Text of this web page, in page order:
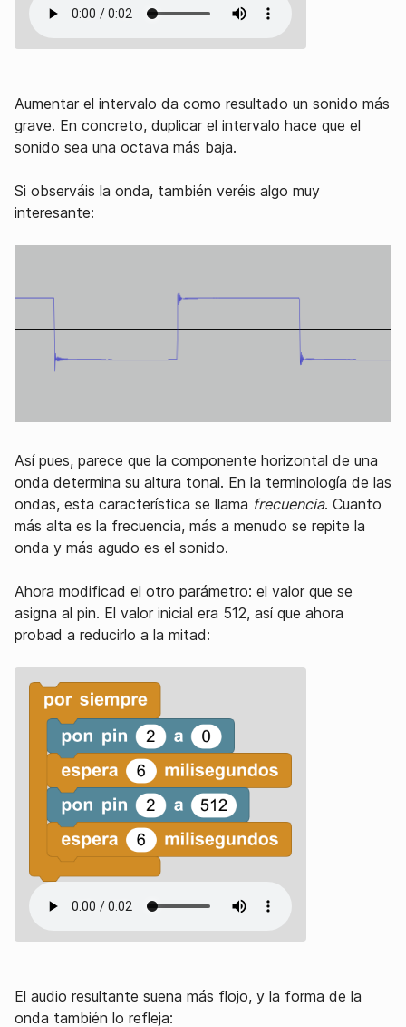
Aumentar el intervalo da como resultado un sonido más
grave. En concreto, duplicar el intervalo hace que el
sonido sea una octava más baja.
Si observáis la onda, también veréis algo muy
interesante:
Así pues, parece que la componente horizontal de una
onda determina su altura tonal. En la terminología de las
ondas, esta característica se llama frecuencia. Cuanto
más alta es la frecuencia, más a menudo se repite la
onda y más agudo es el sonido.
Ahora modificad el otro parámetro: el valor que se
asigna al pin. El valor inicial era 512, así que ahora
probad a reducirlo a la mitad:
El audio resultante suena más flojo, y la forma de la
onda también lo refleja: